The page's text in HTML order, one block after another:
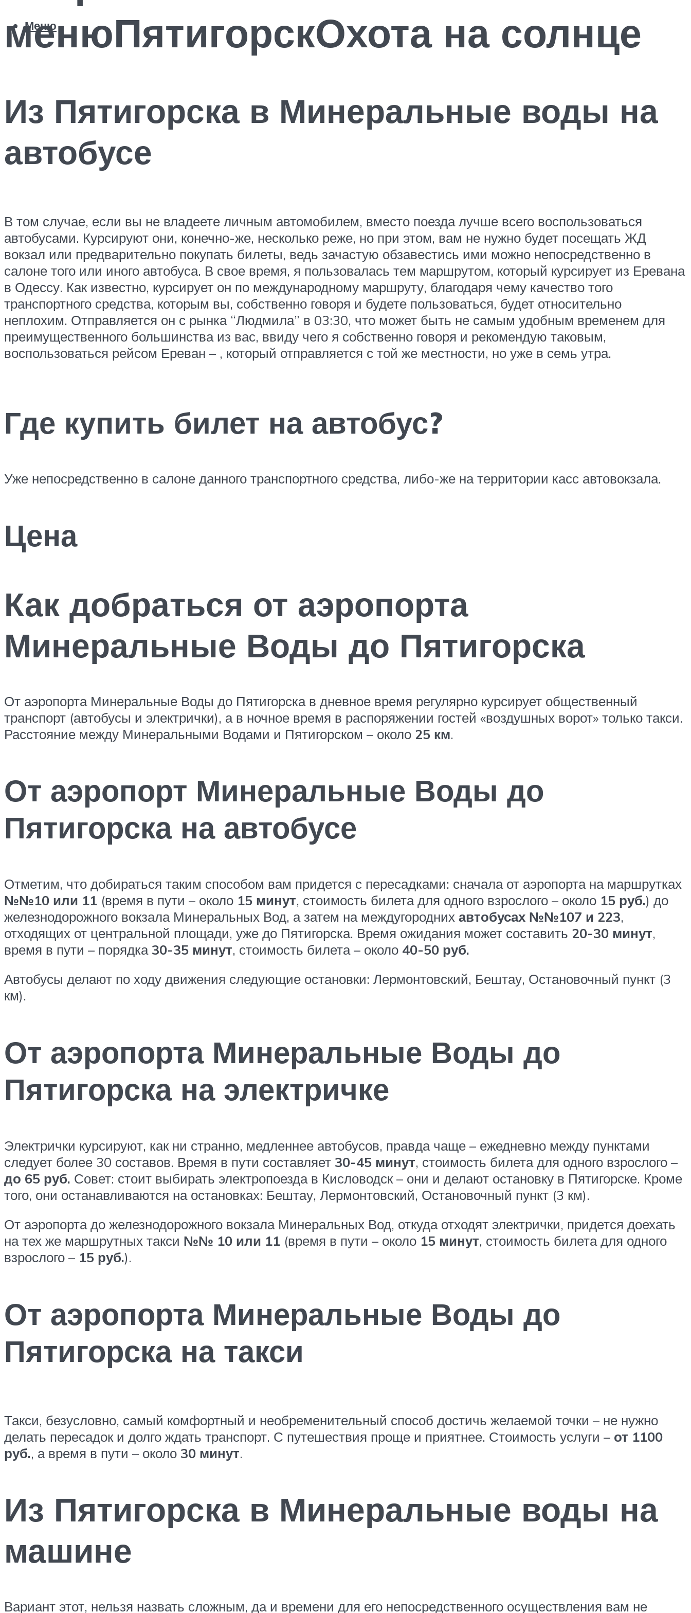
Меню
менюПятигорскОхота на солнце
Из Пятигорска в Минеральные воды на
автобусе
В том случае, если вы не владеете личным автомобилем, вместо поезда лучше всего воспользоваться
автобусами. Курсируют они, конечно-же, несколько реже, но при этом, вам не нужно будет посещать ЖД
вокзал или предварительно покупать билеты, ведь зачастую обзавестись ими можно непосредственно в
салоне того или иного автобуса. В свое время, я пользовалась тем маршрутом, который курсирует из Еревана
в Одессу. Как известно, курсирует он по международному маршруту, благодаря чему качество того
транспортного средства, которым вы, собственно говоря и будете пользоваться, будет относительно
неплохим. Отправляется он с рынка “Людмила” в 03:30, что может быть не самым удобным временем для
преимущественного большинства из вас, ввиду чего я собственно говоря и рекомендую таковым,
воспользоваться рейсом Ереван – , который отправляется с той же местности, но уже в семь утра.
Где купить билет на автобус?
Уже непосредственно в салоне данного транспортного средства, либо-же на территории касс автовокзала.
Цена
Как добраться от аэропорта
Минеральные Воды до Пятигорска
От аэропорта Минеральные Воды до Пятигорска в дневное время регулярно курсирует общественный
транспорт (автобусы и электрички), а в ночное время в распоряжении гостей «воздушных ворот» только такси.
Расстояние между Минеральными Водами и Пятигорском – около 25 км.
От аэропорт Минеральные Воды до
Пятигорска на автобусе
Отметим, что добираться таким способом вам придется с пересадками: сначала от аэропорта на маршрутках
№№10 или 11 (время в пути – около 15 минут, стоимость билета для одного взрослого – около 15 руб.) до
железнодорожного вокзала Минеральных Вод, а затем на междугородних автобусах №№107 и 223,
отходящих от центральной площади, уже до Пятигорска. Время ожидания может составить 20-30 минут,
время в пути – порядка 30-35 минут, стоимость билета – около 40-50 руб.
Автобусы делают по ходу движения следующие остановки: Лермонтовский, Бештау, Остановочный пункт (3
км).
От аэропорта Минеральные Воды до
Пятигорска на электричке
Электрички курсируют, как ни странно, медленнее автобусов, правда чаще – ежедневно между пунктами
следует более 30 составов. Время в пути составляет 30-45 минут, стоимость билета для одного взрослого –
до 65 руб. Совет: стоит выбирать электропоезда в Кисловодск – они и делают остановку в Пятигорске. Кроме
того, они останавливаются на остановках: Бештау, Лермонтовский, Остановочный пункт (3 км).
От аэропорта до железнодорожного вокзала Минеральных Вод, откуда отходят электрички, придется доехать
на тех же маршрутных такси №№ 10 или 11 (время в пути – около 15 минут, стоимость билета для одного
взрослого – 15 руб.).
От аэропорта Минеральные Воды до
Пятигорска на такси
Такси, безусловно, самый комфортный и необременительный способ достичь желаемой точки – не нужно
делать пересадок и долго ждать транспорт. С путешествия проще и приятнее. Стоимость услуги – от 1100
руб., а время в пути – около 30 минут.
Из Пятигорска в Минеральные воды на
машине
Вариант этот, нельзя назвать сложным, да и времени для его непосредственного осуществления вам не